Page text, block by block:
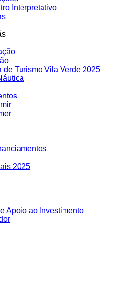
Interpretativo
de Turismo Vila Verde 2025
2025
Apoio ao Investimento